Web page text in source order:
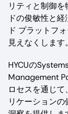
リティと制御
ドの俊敏性と
ド プラットフ
見えなくします。
HYCUの
Management
ロセスを通じ
リケーション